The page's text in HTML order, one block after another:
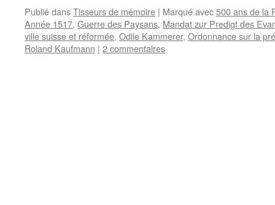
Publié dansTisseurs de mémoire | Marqué avec500 ans de la
Année 1517, Guerre des Paysans, Mandat zur Predigt des
ville suisse et réformée, Odile Kammerer, Ordonnance sur la
Roland Kaufmann | 2 commentaires